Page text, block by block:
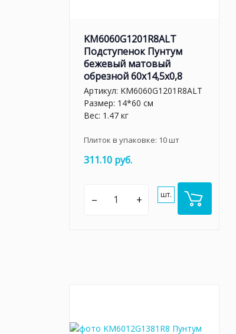
KM6060G1201R8ALT
Подступенок Пунтум
бежевый матовый
обрезной 60x14,5x0,8
Артикул: KM6060G1201R8ALT
Размер: 14*60 см
Вес: 1.47 кг
Плиток в упаковке: 10шт
311.10 руб.
– + шт.